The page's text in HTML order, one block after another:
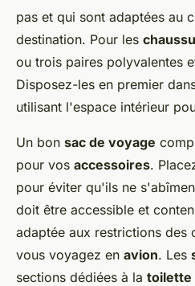
pas et qui sont adaptées au
destination. Pour les
ou trois paires polyvalentes
Disposez-les en premier
utilisant l'espace intérieur
Un bon sac de voyage
pour vos accessoires.
pour éviter qu'ils ne
doit être accessible et
adaptée aux restrictions des
vous voyagez en avion. Les
sections dédiées à la toilette